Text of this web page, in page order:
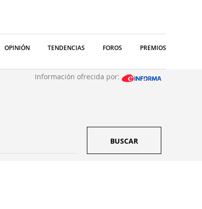
OPINIÓN TENDENCIAS FOROS PREMIOS
Información ofrecida por:
BUSCAR